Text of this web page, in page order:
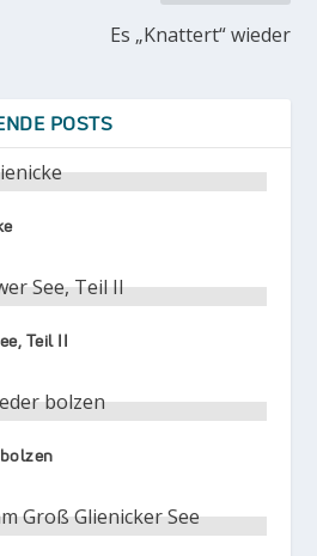
Es „Knattert“ wieder
POSTS
Teil II